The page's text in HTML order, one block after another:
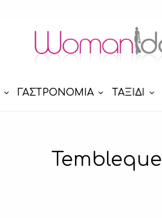
ΓΑΣΤΡΟΝΟΜΙΑ ΤΑΞΙΔΙ
Tembleque